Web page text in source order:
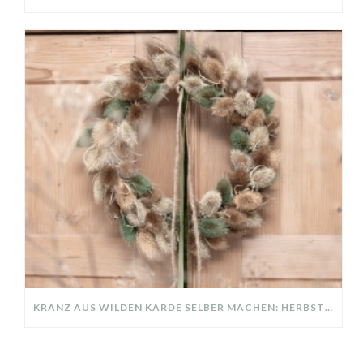
KRANZ AUS WILDEN KARDE SELBER MACHEN: HERBSTDEKO GANZ EINFACH